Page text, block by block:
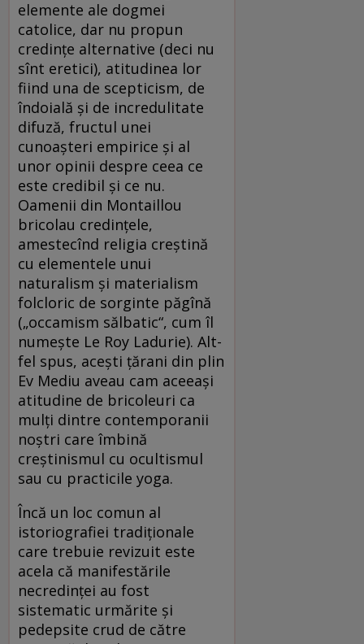
elemente ale dogmei
catolice, dar nu propun
credințe alternative (deci nu
sînt eretici), atitudinea lor
fiind una de scepticism, de
îndoială și de incredulitate
difuză, fructul unei
cunoașteri empirice și al
unor opinii despre ceea ce
este credibil și ce nu.
Oamenii din Montaillou
bricolau credințele,
amestecînd religia creștină
cu elementele unui
naturalism și materialism
folcloric de sorginte păgînă
(„occamism sălbatic“, cum îl
numește Le Roy Ladurie). Alt­
fel spus, acești țărani din plin
Ev Mediu aveau cam aceeași
atitudine de bricoleuri ca
mulți dintre contemporanii
noștri care îmbină
creștinismul cu ocultismul
sau cu practicile yoga.
Încă un loc comun al
istoriografiei tradiționale
care trebuie revizuit este
acela că manifestările
necredinței au fost
sistematic urmărite și
pedepsite crud de către